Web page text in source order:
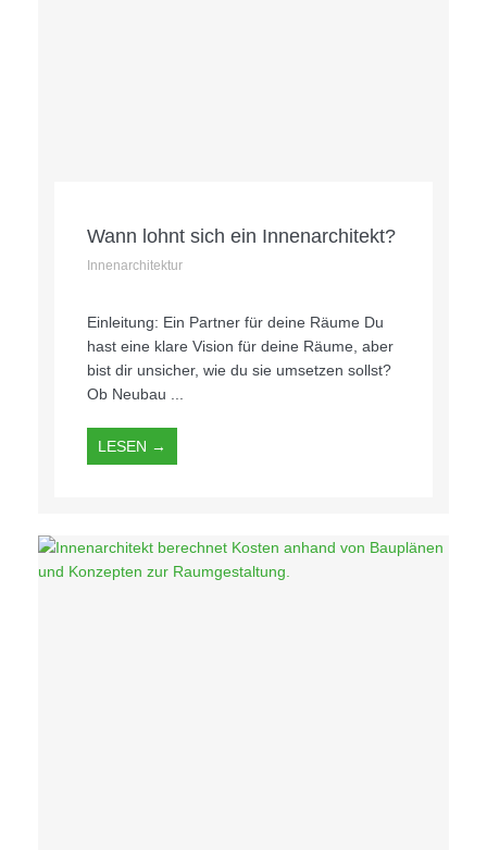
Wann lohnt sich ein Innenarchitekt?
Innenarchitektur
Einleitung: Ein Partner für deine Räume Du
hast eine klare Vision für deine Räume, aber
bist dir unsicher, wie du sie umsetzen sollst?
Ob Neubau ...
LESEN →